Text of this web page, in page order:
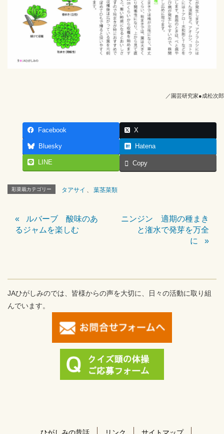
／園芸研究家●成松次郎
Facebook X
Bluesky Hatena
LINE Copy
彩菜栽カテゴリー タアサイ 、 葉茎菜類
ルバーブ 酸味のあ
るジャムを楽しむ
ニンジン 適期の種まき
と潅水で発芽を万全
に
JAひがしみのでは、皆様からの声を大切に、日々の活動に取り組
んでいます。
ひがしみの昔話 リンク サイトマップ